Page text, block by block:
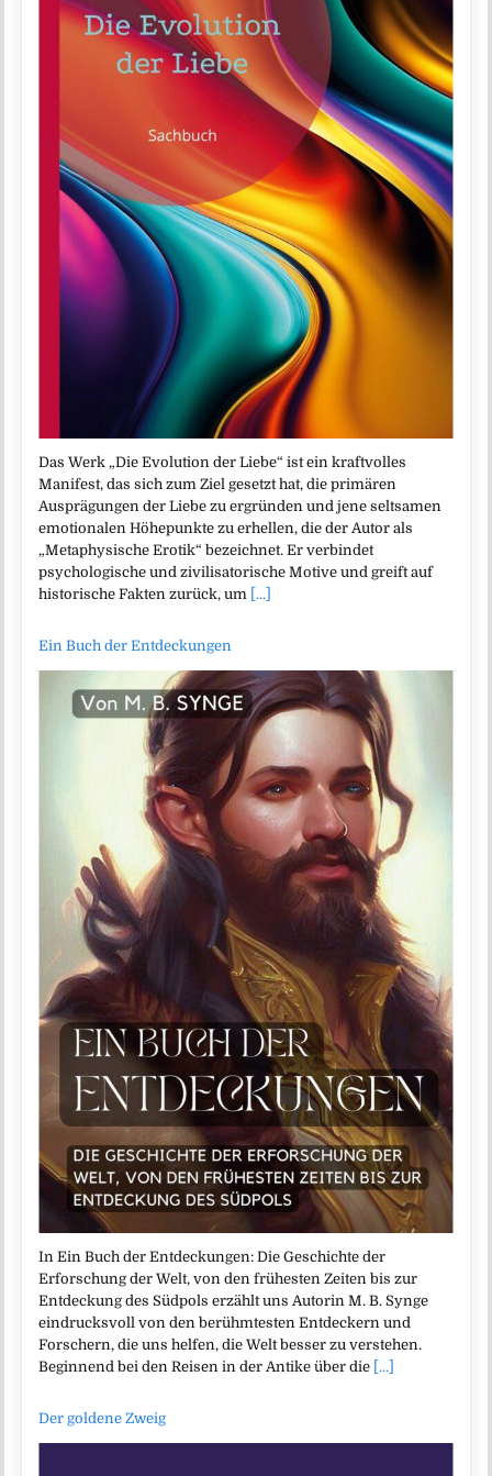
Das Werk „Die Evolution der Liebe“ ist ein kraftvolles
Manifest, das sich zum Ziel gesetzt hat, die primären
Ausprägungen der Liebe zu ergründen und jene seltsamen
emotionalen Höhepunkte zu erhellen, die der Autor als
„Metaphysische Erotik“ bezeichnet. Er verbindet
psychologische und zivilisatorische Motive und greift auf
historische Fakten zurück, um [...]
Ein Buch der Entdeckungen
In Ein Buch der Entdeckungen: Die Geschichte der
Erforschung der Welt, von den frühesten Zeiten bis zur
Entdeckung des Südpols erzählt uns Autorin M. B. Synge
eindrucksvoll von den berühmtesten Entdeckern und
Forschern, die uns helfen, die Welt besser zu verstehen.
Beginnend bei den Reisen in der Antike über die [...]
Der goldene Zweig